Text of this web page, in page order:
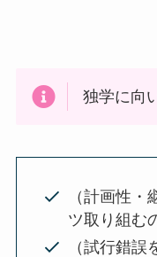
独学に向
（計画性
ツ取り組む
（試行錯誤